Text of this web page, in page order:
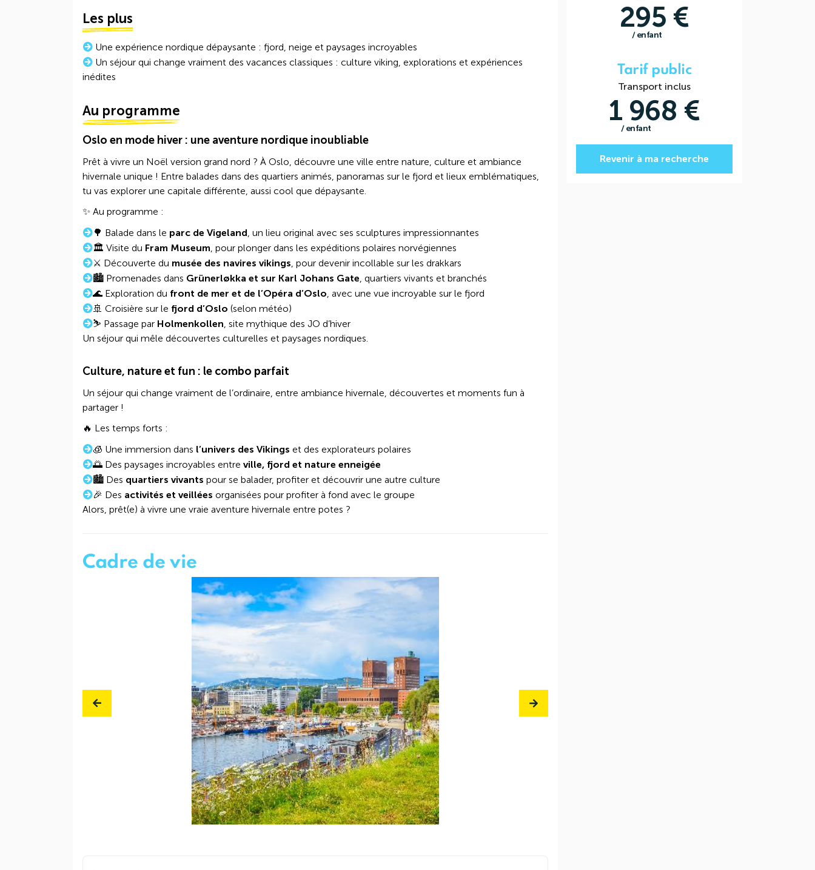
Les plus
Une expérience nordique dépaysante : fjord, neige et paysages incroyables
Un séjour qui change vraiment des vacances classiques : culture viking, explorations et expériences
inédites
Au programme
Oslo en mode hiver : une aventure nordique inoubliable
Prêt à vivre un Noël version grand nord ? À Oslo, découvre une ville entre nature, culture et ambiance
hivernale unique ! Entre balades dans des quartiers animés, panoramas sur le fjord et lieux emblématiques,
tu vas explorer une capitale différente, aussi cool que dépaysante.
✨ Au programme :
🌳 Balade dans le parc de Vigeland, un lieu original avec ses sculptures impressionnantes
🏛️ Visite du Fram Museum, pour plonger dans les expéditions polaires norvégiennes
⚔️ Découverte du musée des navires vikings, pour devenir incollable sur les drakkars
🏙️ Promenades dans Grünerløkka et sur Karl Johans Gate, quartiers vivants et branchés
🌊 Exploration du front de mer et de l’Opéra d’Oslo, avec une vue incroyable sur le fjord
🚢 Croisière sur le fjord d’Oslo (selon météo)
⛷️ Passage par Holmenkollen, site mythique des JO d’hiver
Un séjour qui mêle découvertes culturelles et paysages nordiques.
Culture, nature et fun : le combo parfait
Un séjour qui change vraiment de l’ordinaire, entre ambiance hivernale, découvertes et moments fun à
partager !
🔥 Les temps forts :
🧊 Une immersion dans l’univers des Vikings et des explorateurs polaires
🌅 Des paysages incroyables entre ville, fjord et nature enneigée
🏙️ Des quartiers vivants pour se balader, profiter et découvrir une autre culture
🎉 Des activités et veillées organisées pour profiter à fond avec le groupe
Alors, prêt(e) à vivre une vraie aventure hivernale entre potes ?
Cadre de vie
295 €
/ enfant
Tarif public
Transport inclus
1 968 €
/ enfant
Revenir à ma recherche